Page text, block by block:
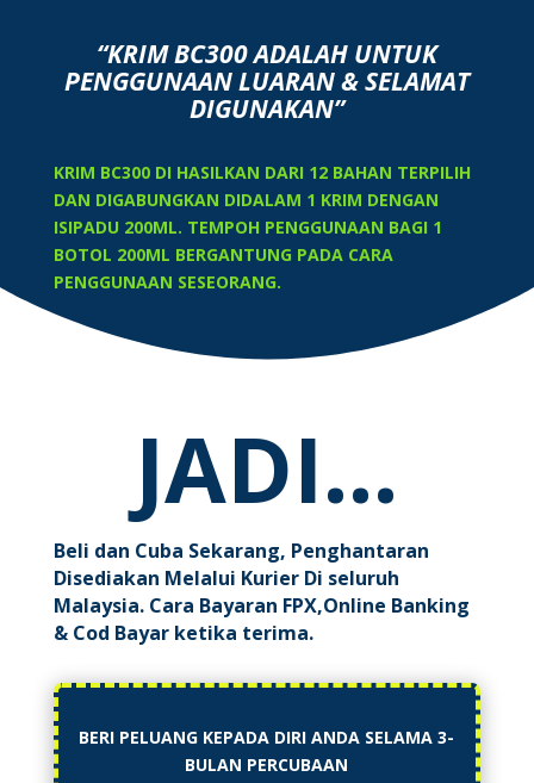
“KRIM BC300 ADALAH UNTUK
PENGGUNAAN LUARAN & SELAMAT
DIGUNAKAN”
KRIM BC300 DI HASILKAN DARI 12 BAHAN TERPILIH
DAN DIGABUNGKAN DIDALAM 1 KRIM DENGAN
ISIPADU 200ML. TEMPOH PENGGUNAAN BAGI 1
BOTOL 200ML BERGANTUNG PADA CARA
PENGGUNAAN SESEORANG.
JADI…
Beli dan Cuba Sekarang, Penghantaran
Disediakan Melalui Kurier Di seluruh
Malaysia. Cara Bayaran FPX,Online Banking
& Cod Bayar ketika terima.
BERI PELUANG KEPADA DIRI ANDA SELAMA 3-
BULAN PERCUBAAN